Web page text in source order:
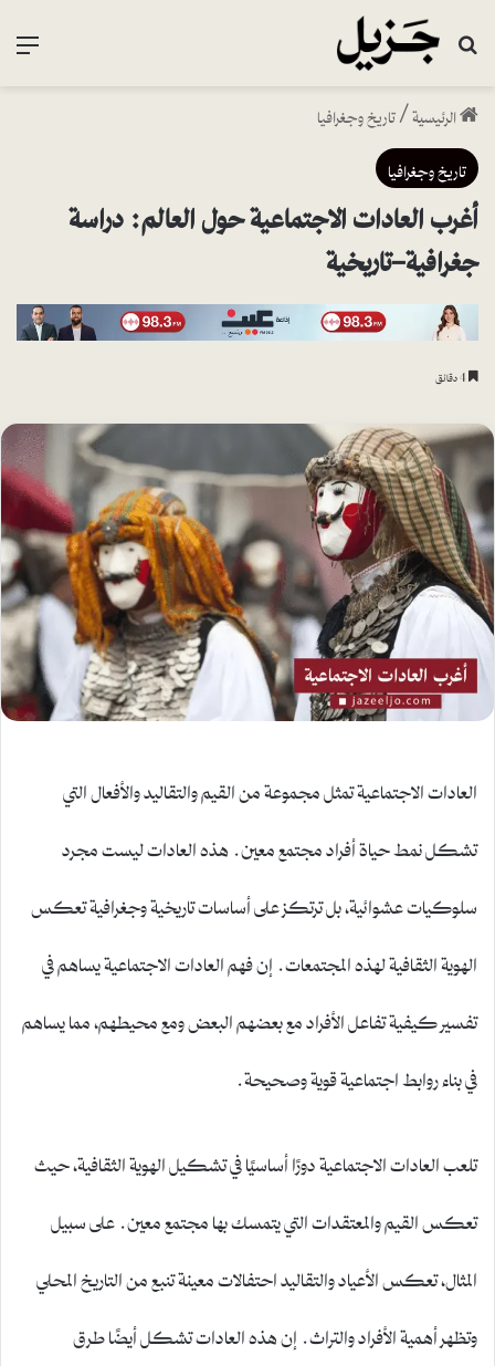
بحث عن
الرئيسية/تاريخ وجغرافيا
تاريخ وجغرافيا
أغرب العادات الاجتماعية حول العالم: دراسة
جغرافية-تاريخية
العادات الاجتماعية تمثل مجموعة من القيم والتقاليد والأفعال التي
تشكل نمط حياة أفراد مجتمع معين. هذه العادات ليست مجرد
سلوكيات عشوائية، بل ترتكز على أساسات تاريخية وجغرافية تعكس
الهوية الثقافية لهذه المجتمعات. إن فهم العادات الاجتماعية يساهم في
تفسير كيفية تفاعل الأفراد مع بعضهم البعض ومع محيطهم، مما يساهم
في بناء روابط اجتماعية قوية وصحيحة.
تلعب العادات الاجتماعية دورًا أساسيًا في تشكيل الهوية الثقافية، حيث
تعكس القيم والمعتقدات التي يتمسك بها مجتمع معين. على سبيل
المثال، تعكس الأعياد والتقاليد احتفالات معينة تنبع من التاريخ المحلي
وتظهر أهمية الأفراد والتراث. إن هذه العادات تشكل أيضًا طرق